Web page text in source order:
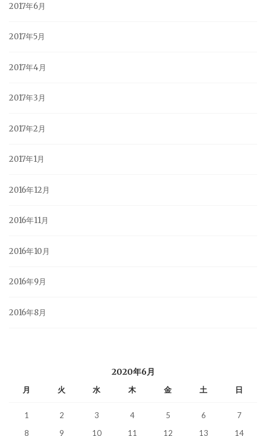
2017年6月
2017年5月
2017年4月
2017年3月
2017年2月
2017年1月
2016年12月
2016年11月
2016年10月
2016年9月
2016年8月
2020年6月
月 火 水 木 金 土 日
1 2 3 4 5 6
7
8
9 10 11 12 13 14